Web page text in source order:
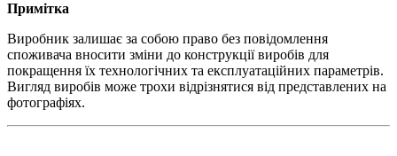
Примітка
Виробник залишає за собою право без повідомлення
споживача вносити зміни до конструкції виробів для
покращення їх технологічних та експлуатаційних параметрів.
Вигляд виробів може трохи відрізнятися від представлених на
фотографіях.